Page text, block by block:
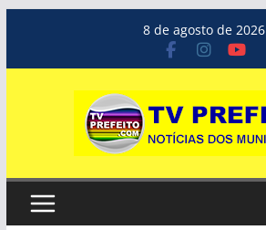
o
8 de agosto de 2026